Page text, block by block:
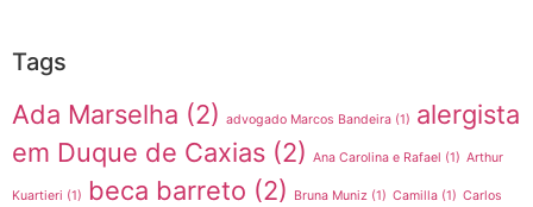
Tags
Ada Marselha (2) advogado Marcos Bandeira (1) alergista
em Duque de Caxias (2) Ana Carolina e Rafael (1) Arthur
Kuartieri (1) beca barreto (2) Bruna Muniz (1) Camilla (1) Carlos